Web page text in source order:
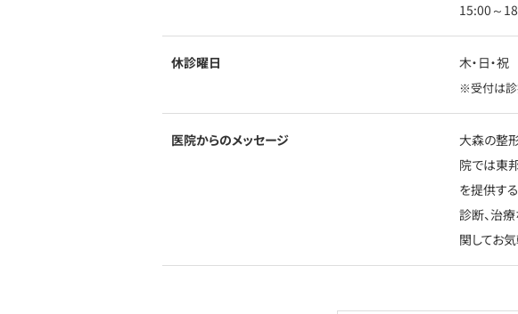
15:00～
休診曜日 木・日・祝
※受付は診
医院からのメッセージ
大森の整
院では東
を提供す
診断、治
関してお